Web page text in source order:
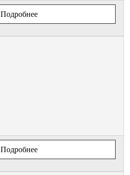
Подробнее
Подробнее